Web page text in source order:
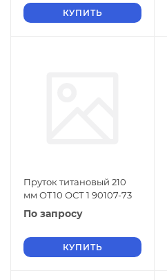
КУПИТЬ
Пруток титановый 210
мм ОТ10 ОСТ 1 90107-73
По запросу
КУПИТЬ